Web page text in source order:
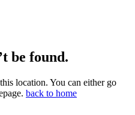
be found.
location. You can either go
back to home